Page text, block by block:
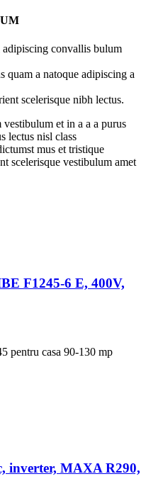
convallis bulum
quam a natoque adipiscing a
scelerisque nibh lectus.
et in a a a purus
lectus nisl class
mus et tristique
scelerisque vestibulum amet
F1245-6 E, 400V,
pentru casa 90-130 mp
inverter, MAXA R290,